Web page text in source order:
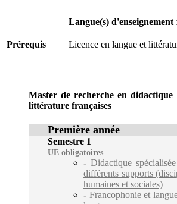
Langue(s) d'enseignement
Prérequis Licence en langue et
Master de recherche en
littérature françaises
Première année
Semestre 1
UE obligatoires
-Didactique
différents supports
humaines et sociales)
- Francophonie et